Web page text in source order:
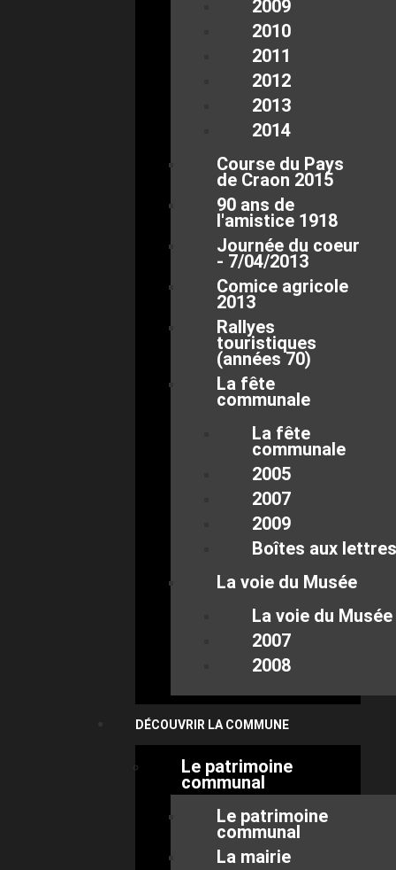
2009
2010
2011
2012
2013
2014
Course du Pays
de Craon 2015
90 ans de
l'amistice 1918
Journée du coeur
- 7/04/2013
Comice agricole
2013
Rallyes
touristiques
(années 70)
La fête
communale
La fête
communale
2005
2007
2009
Boîtes aux lettres
La voie du Musée
La voie du Musée
2007
2008
DÉCOUVRIR LA COMMUNE
Le patrimoine
communal
Le patrimoine
communal
La mairie